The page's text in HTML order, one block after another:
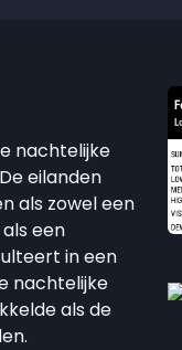
nachtelijke
eilanden
als zowel een
een
in een
nachtelijke
als de